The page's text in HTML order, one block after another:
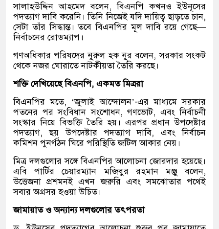
সালাহউদ্দিন আহমেদ বলেন, বিএনপি কখনও ইউনূসের
পদত্যাগ দাবি করেনি। তিনি নিজেই যদি দায়িত্ব ছাড়তে চান,
সেটা তাঁর সিদ্ধান্ত। তবে বিএনপির মূল দাবি রয়ে গেছে—
নির্বাচনের রোডম্যাপ।
গণঅধিকার পরিষদের নুরুল হক নুর বলেন, সরকার সংকট
থেকে নজর ঘোরাতে নাটকীয়তা তৈরি করছে।
শক্তি দেখিয়েছে বিএনপি, একমত মিত্ররা
বিএনপির মতে, ‘জুলাই আন্দোলন’-এর মাধ্যমে সরকার
পতনের পর সংবিধান সংশোধন, গণভোট, এবং নির্বাচনী
সংস্কার নিয়ে বিভক্তি তৈরি হয়। এরপর প্রধান উপদেষ্টার
পদত্যাগ, ছয় উপদেষ্টার পদত্যাগ দাবি, এবং নির্বাচন
কমিশন পুনর্গঠন ঘিরে পরিস্থিতি জটিল আকার নেয়।
মিত্র দলগুলোর সঙ্গে বিএনপির আলোচনা জোরদার হয়েছে।
এবি পার্টির চেয়ারম্যান মজিবুর রহমান মঞ্জু বলেন,
উত্তেজনা প্রশমনই এখন জরুরি এবং সমঝোতার পথেই
সবার অগ্রসর হওয়া উচিত।
জামায়াত ও অন্যান্য দলগুলোর তৎপরতা